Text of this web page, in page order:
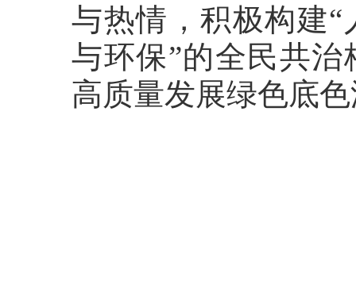
与热情，积极构建
与环保”的全民共
高质量发展绿色底